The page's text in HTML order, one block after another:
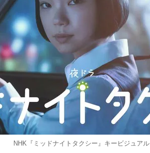
NHK『ミッドナイトタクシー』キービジュアル